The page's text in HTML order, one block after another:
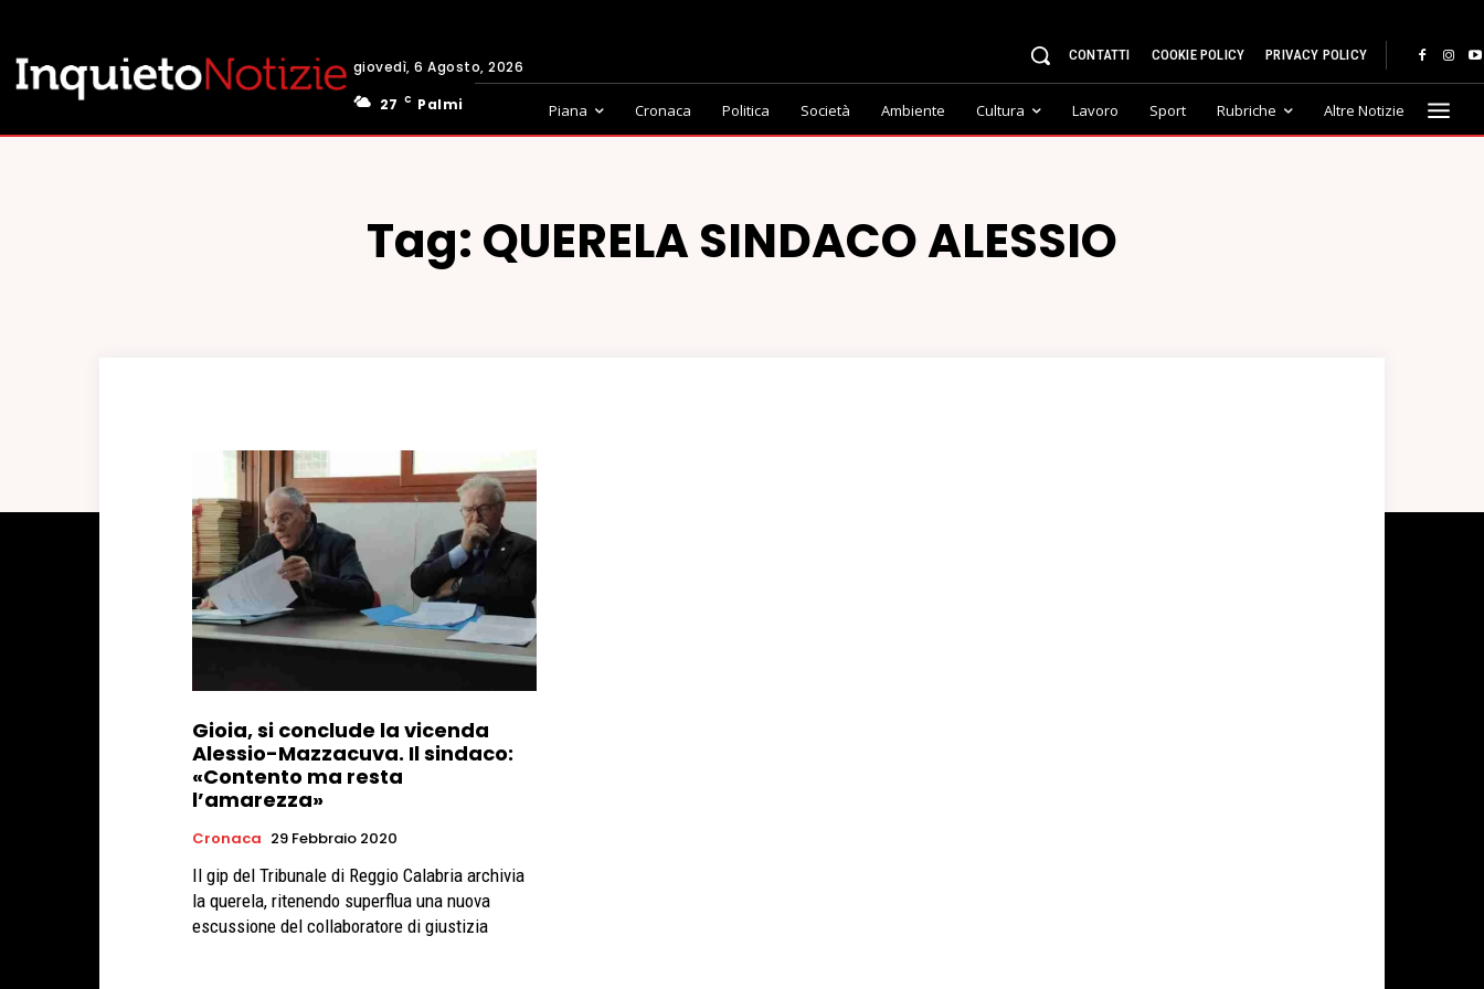
giovedì, 6 Agosto, 2026
27
C Palmi
CONTATTI COOKIE POLICY PRIVACY POLICY
Piana Cronaca Politica Società Ambiente Cultura Lavoro Sport Rubriche Altre Notizie
Tag: QUERELA SINDACO ALESSIO
Gioia, si conclude la vicenda
Alessio-Mazzacuva. Il sindaco:
«Contento ma resta
l’amarezza»
Cronaca 29 Febbraio 2020
Il gip del Tribunale di Reggio Calabria archivia
la querela, ritenendo superflua una nuova
escussione del collaboratore di giustizia